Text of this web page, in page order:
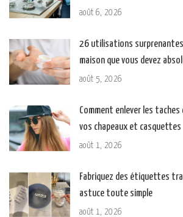
août 6, 2026
26 utilisations surprenantes
maison que vous devez
août 5, 2026
Comment enlever les
vos chapeaux et casquettes
août 1, 2026
Fabriquez des étiquettes
astuce toute simple
août 1, 2026